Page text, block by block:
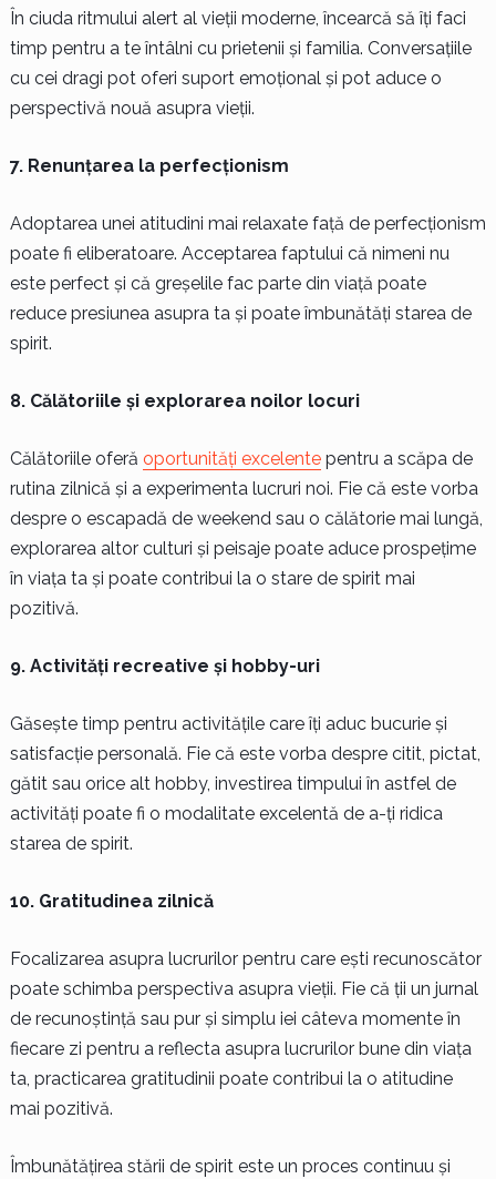
În ciuda ritmului alert al vieții moderne, încearcă să îți faci
timp pentru a te întâlni cu prietenii și familia. Conversațiile
cu cei dragi pot oferi suport emoțional și pot aduce o
perspectivă nouă asupra vieții.
7. Renunțarea la perfecționism
Adoptarea unei atitudini mai relaxate față de perfecționism
poate fi eliberatoare. Acceptarea faptului că nimeni nu
este perfect și că greșelile fac parte din viață poate
reduce presiunea asupra ta și poate îmbunătăți starea de
spirit.
8. Călătoriile și explorarea noilor locuri
Călătoriile oferă oportunități excelentepentru a scăpa de
rutina zilnică și a experimenta lucruri noi. Fie că este vorba
despre o escapadă de weekend sau o călătorie mai lungă,
explorarea altor culturi și peisaje poate aduce prospețime
în viața ta și poate contribui la o stare de spirit mai
pozitivă.
9. Activități recreative și hobby-uri
Găsește timp pentru activitățile care îți aduc bucurie și
satisfacție personală. Fie că este vorba despre citit, pictat,
gătit sau orice alt hobby, investirea timpului în astfel de
activități poate fi o modalitate excelentă de a-ți ridica
starea de spirit.
10. Gratitudinea zilnică
Focalizarea asupra lucrurilor pentru care ești recunoscător
poate schimba perspectiva asupra vieții. Fie că ții un jurnal
de recunoștință sau pur și simplu iei câteva momente în
fiecare zi pentru a reflecta asupra lucrurilor bune din viața
ta, practicarea gratitudinii poate contribui la o atitudine
mai pozitivă.
Îmbunătățirea stării de spirit este un proces continuu și